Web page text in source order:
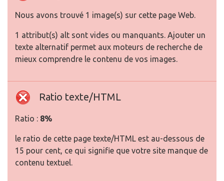
Nous avons trouvé 1 image(s) sur cette page Web.
1 attribut(s) alt sont vides ou manquants. Ajouter un
texte alternatif permet aux moteurs de recherche de
mieux comprendre le contenu de vos images.
Ratio texte/HTML
Ratio : 8%
le ratio de cette page texte/HTML est au-dessous de
15 pour cent, ce qui signifie que votre site manque de
contenu textuel.